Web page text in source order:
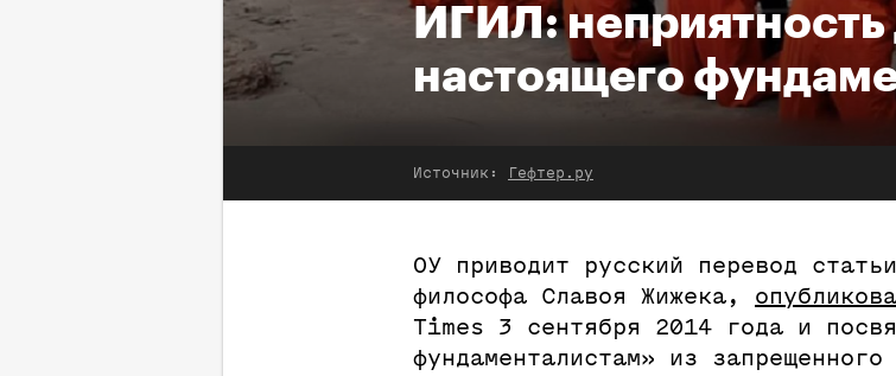
ИГИЛ: неприятность
настоящего
Источник: Гефтер.ру
ОУ приводит русский перевод
философа Славоя Жижека,
Times 3 сентября 2014 года и
фундаменталистам» из